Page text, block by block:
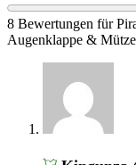
8 Bewertungen für
Augenklappe &